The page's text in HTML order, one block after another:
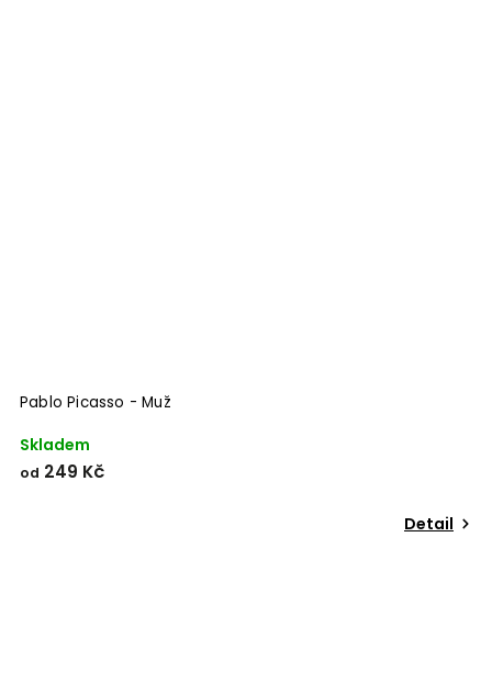
Pablo Picasso - Muž
Skladem
od 249 Kč
Detail